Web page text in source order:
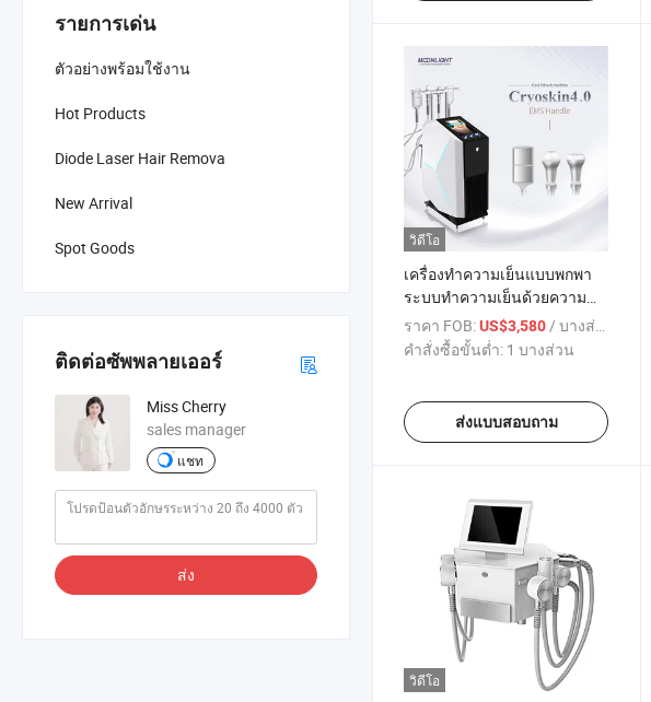
รายการเด่น
ตัวอย่างพร้อมใช้งาน
Hot Products
Diode Laser Hair Remova
New Arrival
Spot Goods
ติดต่อซัพพลายเออร์
Miss Cherry
sales manager
แชท
ส่ง
วิดีโอ
เครื่องทำความเย็นแบบพกพา
ระบบทำความเย็นด้วยความ
เย็นจัด เครื่อง EMS Cryo
ราคา FOB:US$3,580 / บางส่วน
คำสั่งซื้อขั้นต่ำ: 1 บางส่วน
ส่งแบบสอบถาม
วิดีโอ